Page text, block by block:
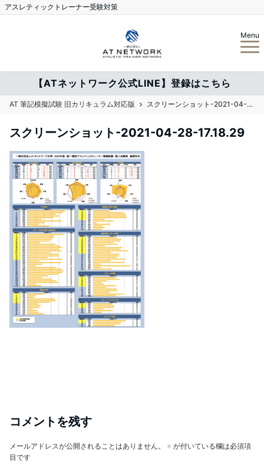
アスレティックトレーナー受験対策
Menu
【ATネットワーク公式LINE】登録はこちら
AT 筆記模擬試験 旧カリキュラム対応版 スクリーンショット-2021-04-28-17.18.29
スクリーンショット-2021-04-28-17.18.29
コメントを残す
メールアドレスが公開されることはありません。 ※ が付いている欄は必須項
目です